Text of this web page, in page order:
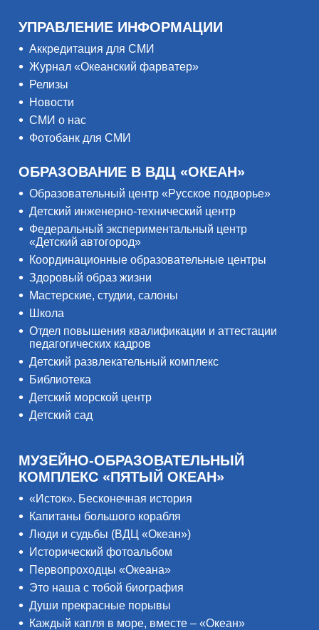
УПРАВЛЕНИЕ ИНФОРМАЦИИ
Аккредитация для СМИ
Журнал «Океанский фарватер»
Релизы
Новости
СМИ о нас
Фотобанк для СМИ
ОБРАЗОВАНИЕ В ВДЦ «ОКЕАН»
Образовательный центр «Русское подворье»
Детский инженерно-технический центр
Федеральный экспериментальный центр
«Детский автогород»
Координационные образовательные центры
Здоровый образ жизни
Мастерские, студии, салоны
Школа
Отдел повышения квалификации и аттестации
педагогических кадров
Детский развлекательный комплекс
Библиотека
Детский морской центр
Детский сад
МУЗЕЙНО-ОБРАЗОВАТЕЛЬНЫЙ
КОМПЛЕКС «ПЯТЫЙ ОКЕАН»
«Исток». Бесконечная история
Капитаны большого корабля
Люди и судьбы (ВДЦ «Океан»)
Исторический фотоальбом
Первопроходцы «Океана»
Это наша с тобой биография
Души прекрасные порывы
Каждый капля в море, вместе – «Океан»